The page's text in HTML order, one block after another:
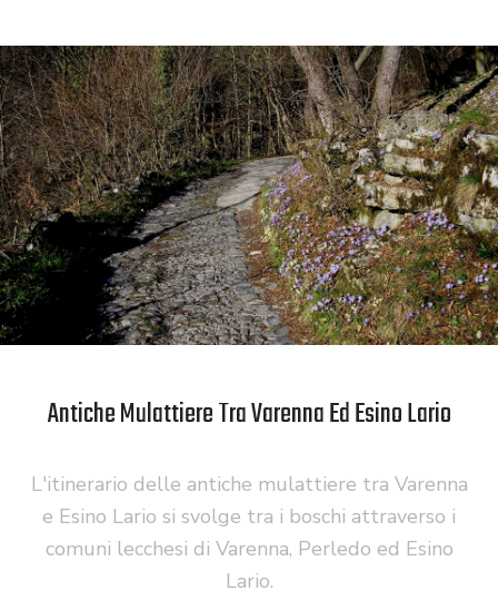
Antiche Mulattiere Tra Varenna Ed Esino Lario
L'itinerario delle antiche mulattiere tra Varenna
e Esino Lario si svolge tra i boschi attraverso i
comuni lecchesi di Varenna, Perledo ed Esino
Lario.